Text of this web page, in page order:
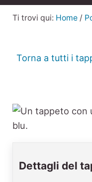
Ti trovi qui: Home /
Torna a tutti i
Dettagli del